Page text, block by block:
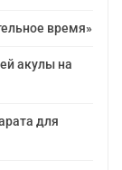
время»
акулы на
для